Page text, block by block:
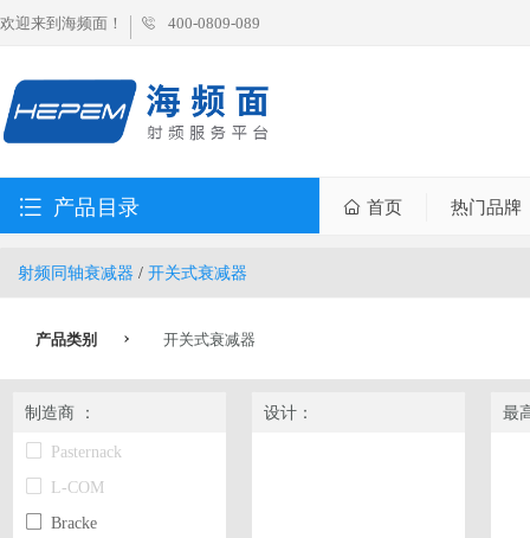
欢迎来到海频面！ 400-0809-089
产品目录 首页 热门品牌
射频同轴衰减器 / 开关式衰减器
产品类别 开关式衰减器
制造商 ：
Pasternack
L-COM
Bracke
设计： 最